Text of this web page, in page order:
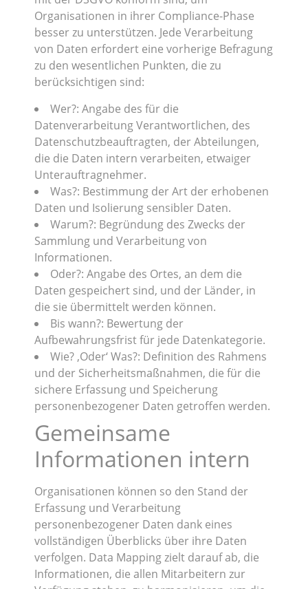
Organisationen in ihrer Compliance-Phase
besser zu unterstützen. Jede Verarbeitung
von Daten erfordert eine vorherige Befragung
zu den wesentlichen Punkten, die zu
berücksichtigen sind:
Wer?: Angabe des für die
Datenverarbeitung Verantwortlichen, des
Datenschutzbeauftragten, der Abteilungen,
die die Daten intern verarbeiten, etwaiger
Unterauftragnehmer.
Was?: Bestimmung der Art der erhobenen
Daten und Isolierung sensibler Daten.
Warum?: Begründung des Zwecks der
Sammlung und Verarbeitung von
Informationen.
Oder?: Angabe des Ortes, an dem die
Daten gespeichert sind, und der Länder, in
die sie übermittelt werden können.
Bis wann?: Bewertung der
Aufbewahrungsfrist für jede Datenkategorie.
Wie? ‚Oder‘ Was?: Definition des Rahmens
und der Sicherheitsmaßnahmen, die für die
sichere Erfassung und Speicherung
personenbezogener Daten getroffen werden.
Gemeinsame
Informationen intern
Organisationen können so den Stand der
Erfassung und Verarbeitung
personenbezogener Daten dank eines
vollständigen Überblicks über ihre Daten
verfolgen. Data Mapping zielt darauf ab, die
Informationen, die allen Mitarbeitern zur